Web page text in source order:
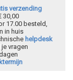
verzending
30,00
17.00 besteld,
in huis
helpdesk
vragen